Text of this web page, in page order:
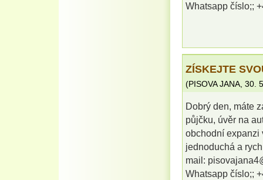
Whatsapp číslo;;
ZÍSKEJTE
(PISOVA JANA, 30.
Dobrý den, máte
půjčku, úvěr na
obchodní expanzi
jednoduchá a
mail:
Whatsapp číslo;;